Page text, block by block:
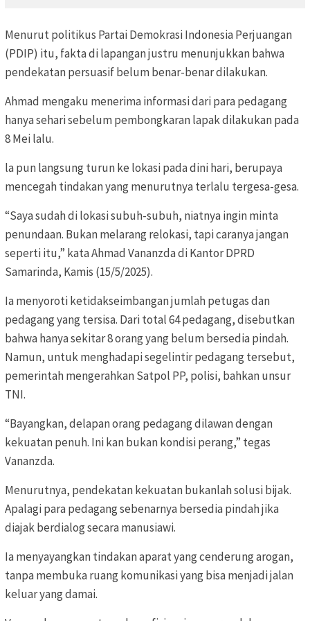
Menurut politikus Partai Demokrasi Indonesia Perjuangan
(PDIP) itu, fakta di lapangan justru menunjukkan bahwa
pendekatan persuasif belum benar-benar dilakukan.
Ahmad mengaku menerima informasi dari para pedagang
hanya sehari sebelum pembongkaran lapak dilakukan pada
8 Mei lalu.
la pun langsung turun ke lokasi pada dini hari, berupaya
mencegah tindakan yang menurutnya terlalu tergesa-gesa.
“Saya sudah di lokasi subuh-subuh, niatnya ingin minta
penundaan. Bukan melarang relokasi, tapi caranya jangan
seperti itu,” kata Ahmad Vananzda di Kantor DPRD
Samarinda, Kamis (15/5/2025).
Ia menyoroti ketidakseimbangan jumlah petugas dan
pedagang yang tersisa. Dari total 64 pedagang, disebutkan
bahwa hanya sekitar 8 orang yang belum bersedia pindah.
Namun, untuk menghadapi segelintir pedagang tersebut,
pemerintah mengerahkan Satpol PP, polisi, bahkan unsur
TNI.
“Bayangkan, delapan orang pedagang dilawan dengan
kekuatan penuh. Ini kan bukan kondisi perang,” tegas
Vananzda.
Menurutnya, pendekatan kekuatan bukanlah solusi bijak.
Apalagi para pedagang sebenarnya bersedia pindah jika
diajak berdialog secara manusiawi.
Ia menyayangkan tindakan aparat yang cenderung arogan,
tanpa membuka ruang komunikasi yang bisa menjadi jalan
keluar yang damai.